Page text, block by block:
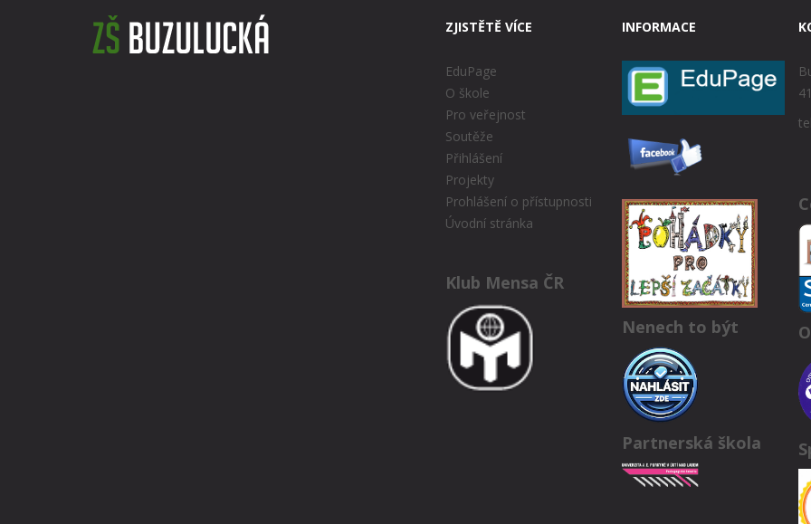
ZJISTĚTĚ VÍCE
EduPage
O škole
Pro veřejnost
Soutěže
Přihlášení
Projekty
Prohlášení o přístupnosti
Úvodní stránka
Klub Mensa ČR
INFORMACE
Nenech to být
Partnerská škola